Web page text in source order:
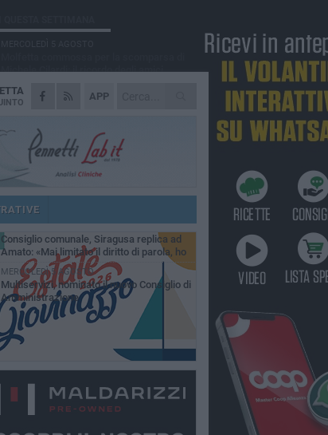
APP
Michele Cilardi: il ricordo degli amici
GIOVEDÌ 6 AGOSTO
Marittimo molfettese muore a bordo di un
SABATO 1 AGOSTO
La MTM Molfetta cerca autisti e
accompagnatori per gli scuolabus:
il bando
GIOVEDÌ 6 AGOSTO
Molfetta piange Marta Maria Pisani, ultima
maestra della sartoria molfettese
SABATO 1 AGOSTO
Consiglio comunale, Siragusa replica ad
Amato: «Mai limitato il diritto di parola, ho
il regolamento»
MERCOLEDÌ 5 AGOSTO
Multiservizi, nominato il nuovo Consiglio di
Amministrazione